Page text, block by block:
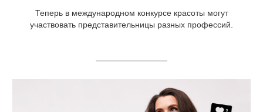
Теперь в международном конкурсе красоты могут
участвовать представительницы разных профессий.